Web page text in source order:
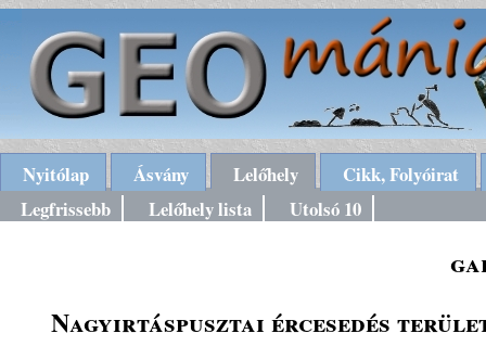
Nyitólap Ásvány Lelőhely
Cikk, Folyóirat
Legfrissebb
Lelőhely lista Utolsó 10
Nagyirtáspusztai ércesedés